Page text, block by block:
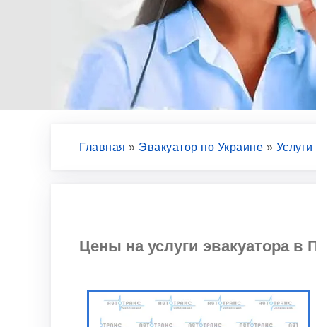
Главная » Эвакуатор по Украине »
Цены на услуги эвакуатора в